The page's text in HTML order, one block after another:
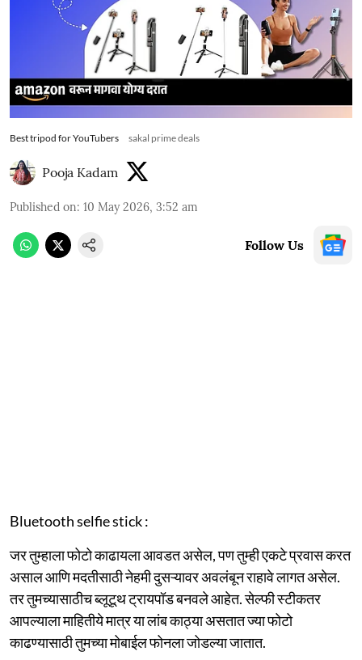
Best tripod for YouTubers sakal prime deals
Pooja Kadam
Published on: 10 May 2026, 3:52 am
Follow Us
Bluetooth selfie stick :
जर तुम्हाला फोटो काढायला आवडत असेल, पण तुम्ही एकटे प्रवास करत
असाल आणि मदतीसाठी नेहमी दुसऱ्यावर अवलंबून राहावे लागत असेल.
तर तुमच्यासाठीच ब्लूटूथ ट्रायपॉड बनवले आहेत. सेल्फी स्टीकतर
आपल्याला माहितीये मात्र या लांब काठ्या असतात ज्या फोटो
काढण्यासाठी तुमच्या मोबाईल फोनला जोडल्या जातात.